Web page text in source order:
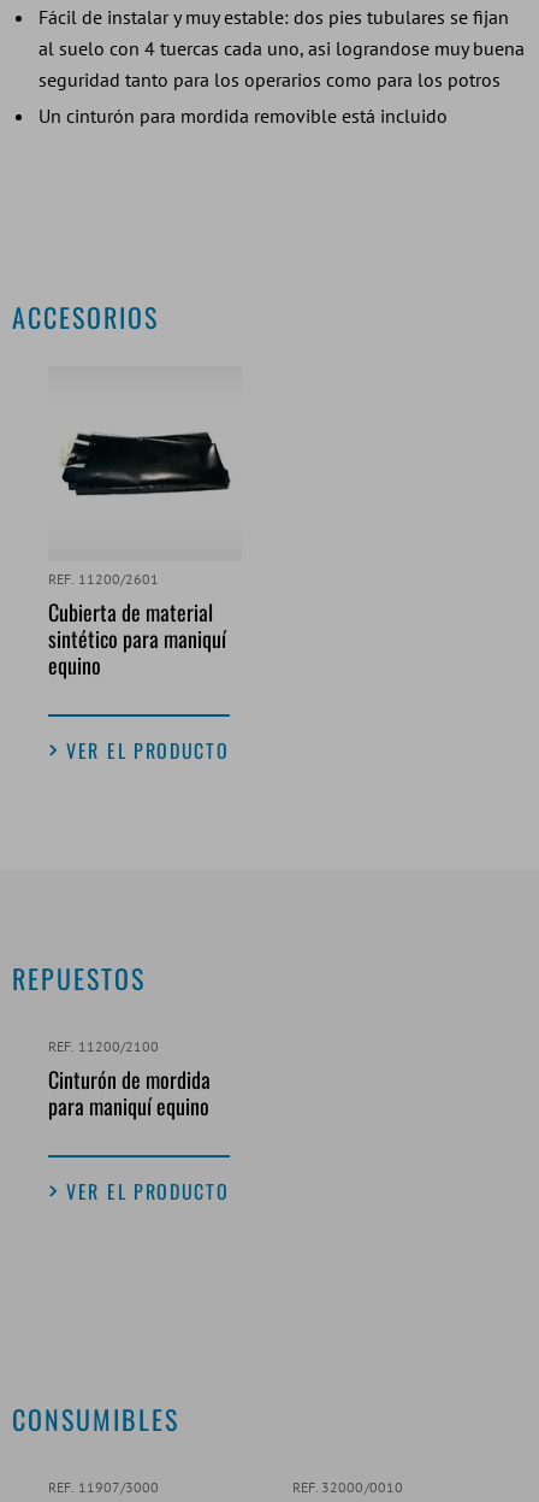
Fácil de instalar y muy estable: dos pies tubulares se fijan
al suelo con 4 tuercas cada uno, asi lograndose muy buena
seguridad tanto para los operarios como para los potros
Un cinturón para mordida removible está incluido
ACCESORIOS
REF. 11200/2601
Cubierta de material
sintético para maniquí
equino
VER EL PRODUCTO
REPUESTOS
REF. 11200/2100
Cinturón de mordida
para maniquí equino
VER EL PRODUCTO
CONSUMIBLES
REF. 11907/3000 REF. 32000/0010